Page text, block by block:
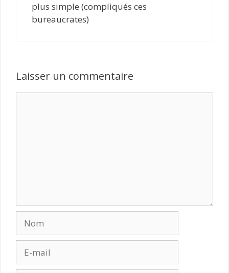
plus simple (compliqués ces
bureaucrates)
Laisser un commentaire
mail